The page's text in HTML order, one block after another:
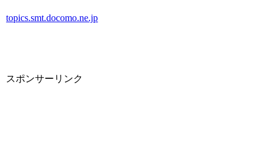
topics.smt.docomo.ne.jp
スポンサーリンク